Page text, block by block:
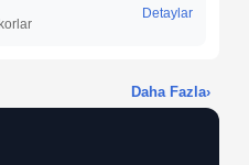
Detaylar
Daha Fazla›